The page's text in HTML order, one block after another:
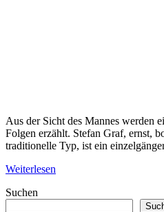
Aus der Sicht des Mannes werden
Folgen erzählt. Stefan Graf, ernst,
traditionelle Typ, ist ein
Weiterlesen
Suchen